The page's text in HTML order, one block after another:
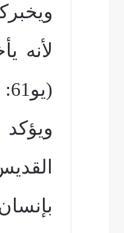
(يو61: 13-15،14: 26)
ويؤكد